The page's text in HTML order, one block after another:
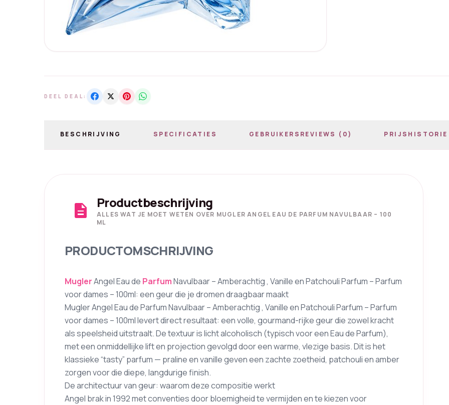
DEEL DEAL:
BESCHRIJVING SPECIFICATIES GEBRUIKERSREVIEWS (0) PRIJSHISTORIE
description Productbeschrijving
ALLES WAT JE MOET WETEN OVER MUGLER ANGEL EAU DE PARFUM NAVULBAAR – 100
ML
PRODUCTOMSCHRIJVING
MuglerAngel Eau de ParfumNavulbaar – Amberachtig , Vanille en Patchouli Parfum – Parfum
voor dames – 100ml: een geur die je dromen draagbaar maakt
Mugler Angel Eau de Parfum Navulbaar – Amberachtig , Vanille en Patchouli Parfum – Parfum
voor dames – 100ml levert direct resultaat: een volle, gourmand-rijke geur die zowel kracht
als speelsheid uitstraalt. De textuur is licht alcoholisch (typisch voor een Eau de Parfum),
met een onmiddellijke lift en projection gevolgd door een warme, vlezige basis. Dit is het
klassieke “tasty” parfum — praline en vanille geven een zachte zoetheid, patchouli en amber
zorgen voor die diepe, langdurige finish.
De architectuur van geur: waarom deze compositie werkt
Angel brak in 1992 met conventies door bloemigheid te vermijden en te kiezen voor